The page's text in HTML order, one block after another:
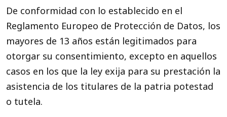
De conformidad con lo establecido en el
Reglamento Europeo de Protección de Datos, los
mayores de 13 años están legitimados para
otorgar su consentimiento, excepto en aquellos
casos en los que la ley exija para su prestación la
asistencia de los titulares de la patria potestad
o tutela.